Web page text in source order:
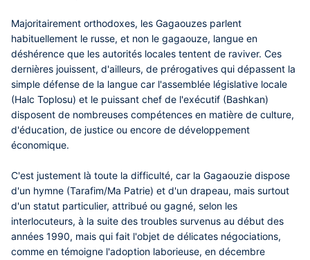
Majoritairement orthodoxes, les Gagaouzes parlent
habituellement le russe, et non le gagaouze, langue en
déshérence que les autorités locales tentent de raviver. Ces
dernières jouissent, d'ailleurs, de prérogatives qui dépassent la
simple défense de la langue car l'assemblée législative locale
(Halc Toplosu) et le puissant chef de l'exécutif (Bashkan)
disposent de nombreuses compétences en matière de culture,
d'éducation, de justice ou encore de développement
économique.
C'est justement là toute la difficulté, car la Gagaouzie dispose
d'un hymne (Tarafim/Ma Patrie) et d'un drapeau, mais surtout
d'un statut particulier, attribué ou gagné, selon les
interlocuteurs, à la suite des troubles survenus au début des
années 1990, mais qui fait l'objet de délicates négociations,
comme en témoigne l'adoption laborieuse, en décembre